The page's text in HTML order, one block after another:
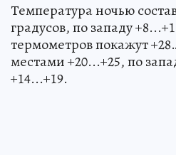
Температура ночью
градусов, по западу
термометров покажут
местами +20...+25, по
+14...+19.